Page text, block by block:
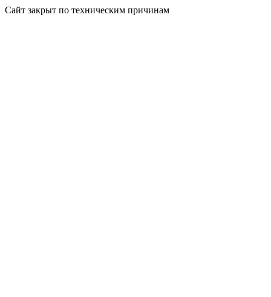
Сайт закрыт по техническим причинам